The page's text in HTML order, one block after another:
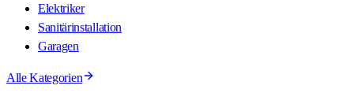
Elektriker
Sanitärinstallation
Garagen
Alle Kategorien